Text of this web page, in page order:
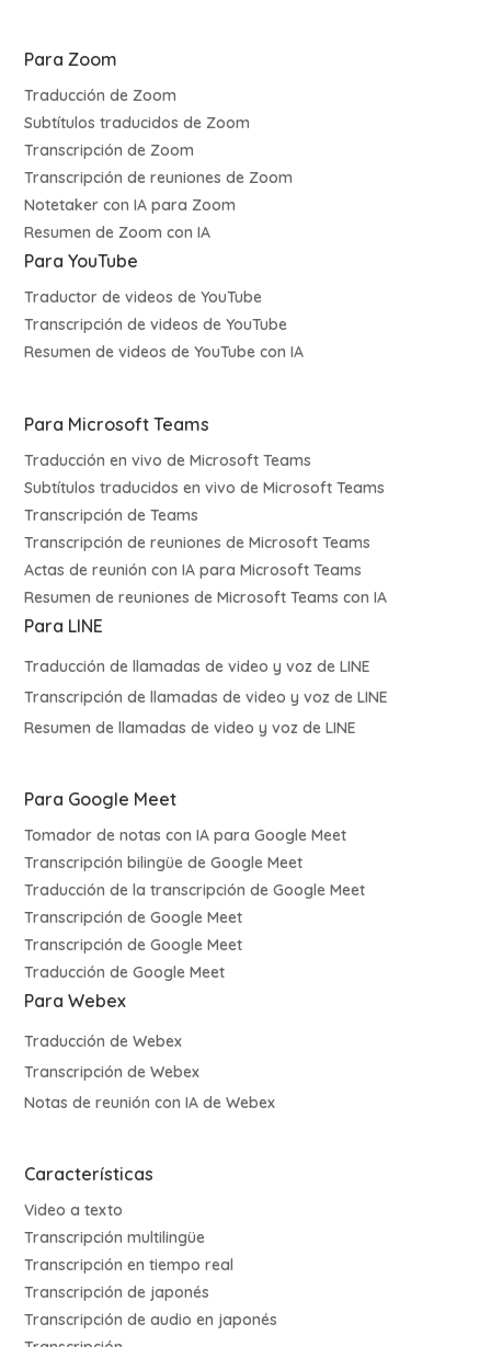
Para Zoom
Traducción de Zoom
Subtítulos traducidos de Zoom
Transcripción de Zoom
Transcripción de reuniones de Zoom
Notetaker con IA para Zoom
Resumen de Zoom con IA
Para YouTube
Traductor de videos de YouTube
Transcripción de videos de YouTube
Resumen de videos de YouTube con IA
Para Microsoft Teams
Traducción en vivo de Microsoft Teams
Subtítulos traducidos en vivo de Microsoft Teams
Transcripción de Teams
Transcripción de reuniones de Microsoft Teams
Actas de reunión con IA para Microsoft Teams
Resumen de reuniones de Microsoft Teams con IA
Para LINE
Traducción de llamadas de video y voz de LINE
Transcripción de llamadas de video y voz de LINE
Resumen de llamadas de video y voz de LINE
Para Google Meet
Tomador de notas con IA para Google Meet
Transcripción bilingüe de Google Meet
Traducción de la transcripción de Google Meet
Transcripción de Google Meet
Transcripción de Google Meet
Traducción de Google Meet
Para Webex
Traducción de Webex
Transcripción de Webex
Notas de reunión con IA de Webex
Características
Video a texto
Transcripción multilingüe
Transcripción en tiempo real
Transcripción de japonés
Transcripción de audio en japonés